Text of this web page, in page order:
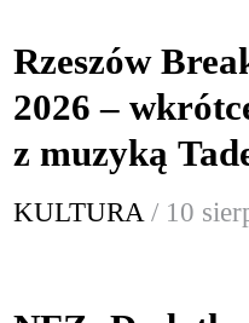
Rzeszów
2026 –
z muzyką
KULTURA / 10